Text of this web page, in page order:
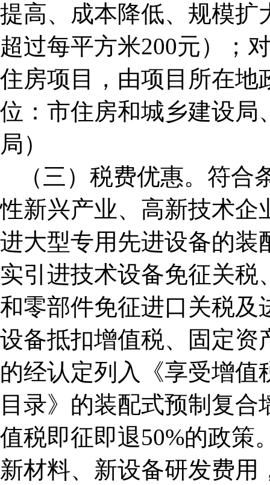
提高、成本降低、规模扩
超过每平方米200元）；
住房项目，由项目所在地
位：市住房和城乡建设局
局）
（三）税费优惠。符
性新兴产业、高新技术企
进大型专用先进设备的装
实引进技术设备免征关
和零部件免征进口关税及
设备抵扣增值税、固定资
的经认定列入《享受增
目录》的装配式预制复
值税即征即退50%的政策
新材料、新设备研发费